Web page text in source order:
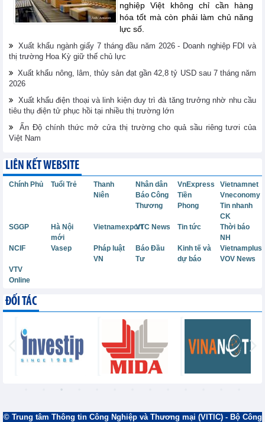
nghiệp Việt không chỉ cần hàng
hóa tốt mà còn phải làm chủ năng
lực số.
Xuất khẩu ngành giấy 7 tháng đầu năm 2026 - Doanh nghiệp FDI và
thị trường Hoa Kỳ giữ thế chủ lực
Xuất khẩu nông, lâm, thủy sản đạt gần 42,8 tỷ USD sau 7 tháng năm
2026
Xuất khẩu điện thoại và linh kiện duy trì đà tăng trưởng nhờ nhu cầu
tiêu thụ điện tử phục hồi tại nhiều thị trường lớn
Ấn Độ chính thức mở cửa thị trường cho quả sầu riêng tươi của
Việt Nam
LIÊN KẾT WEBSITE
Chính Phủ Tuổi Trẻ
Thanh
Niên
Nhân dân VnExpress
Vietnamnet
Báo Công
Thương
Tiền
Phong
Vneconomy
Tin nhanh
CK
SGGP
Hà Nội
mới
VietnamexportVTC News Tin tức
Thời báo
NH
NCIF
Vasep
Pháp luật
VN
Báo Đầu
Tư
Kinh tế và
dự báo
Vietnamplus
VOV News
VTV
Online
ĐỐI TÁC
© Trung tâm Thông tin Công Nghiệp và Thương mại (VITIC) - Bộ Công